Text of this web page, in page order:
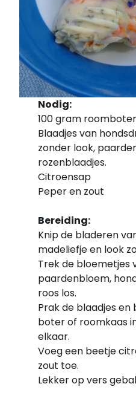
Nodig:
100 gram
Blaadjes van
zonder look,
rozenblaadjes.
Citroensap
Peper en zout
Bereiding:
Knip de bladeren
madeliefje en look
Trek de bloemetjes
paardenbloem,
roos los.
Prak de blaadjes
boter of roomkaas
elkaar.
Voeg een beetje
zout toe.
Lekker op vers